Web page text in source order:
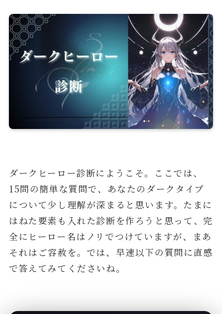
ダークヒーロー診断にようこそ。ここでは、
15問の簡単な質問で、あなたのダークタイプ
について少し理解が深まると思います。たまに
はねた要素も入れた診断を作ろうと思って、完
全にヒーロー名はノリでつけていますが、まあ
それはご容赦を。では、早速以下の質問に直感
で答えてみてくださいね。